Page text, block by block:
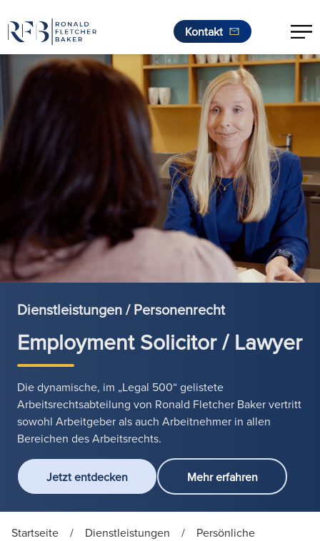
Zum Inhalt springen
Kontakt
Dienstleistungen / Personenrecht
Employment Solicitor / Lawyer
Die dynamische, im „Legal 500“ gelistete
Arbeitsrechtsabteilung von Ronald Fletcher Baker vertritt
sowohl Arbeitgeber als auch Arbeitnehmer in allen
Bereichen des Arbeitsrechts.
Jetzt entdecken Mehr erfahren
Startseite / Dienstleistungen /
Persönliche